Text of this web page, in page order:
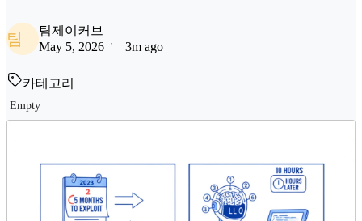
팀
팀제이커브
May 5, 2026
3m ago
카테고리
Empty